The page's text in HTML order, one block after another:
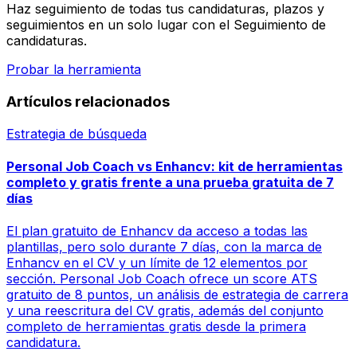
Haz seguimiento de todas tus candidaturas, plazos y
seguimientos en un solo lugar con el Seguimiento de
candidaturas.
Probar la herramienta
Artículos relacionados
Estrategia de búsqueda
Personal Job Coach vs Enhancv: kit de herramientas
completo y gratis frente a una prueba gratuita de 7
días
El plan gratuito de Enhancv da acceso a todas las
plantillas, pero solo durante 7 días, con la marca de
Enhancv en el CV y un límite de 12 elementos por
sección. Personal Job Coach ofrece un score ATS
gratuito de 8 puntos, un análisis de estrategia de carrera
y una reescritura del CV gratis, además del conjunto
completo de herramientas gratis desde la primera
candidatura.